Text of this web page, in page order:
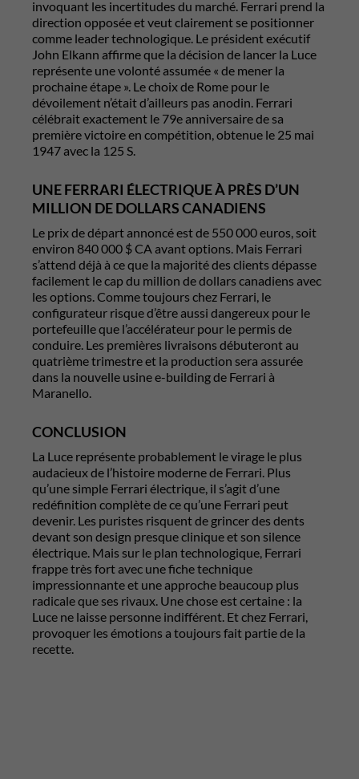
invoquant les incertitudes du marché. Ferrari prend la
direction opposée et veut clairement se positionner
comme leader technologique. Le président exécutif
John Elkann affirme que la décision de lancer la Luce
représente une volonté assumée « de mener la
prochaine étape ». Le choix de Rome pour le
dévoilement n’était d’ailleurs pas anodin. Ferrari
célébrait exactement le 79e anniversaire de sa
première victoire en compétition, obtenue le 25 mai
1947 avec la 125 S.
UNE FERRARI ÉLECTRIQUE À PRÈS D’UN
MILLION DE DOLLARS CANADIENS
Le prix de départ annoncé est de 550 000 euros, soit
environ 840 000 $ CA avant options. Mais Ferrari
s’attend déjà à ce que la majorité des clients dépasse
facilement le cap du million de dollars canadiens avec
les options. Comme toujours chez Ferrari, le
configurateur risque d’être aussi dangereux pour le
portefeuille que l’accélérateur pour le permis de
conduire. Les premières livraisons débuteront au
quatrième trimestre et la production sera assurée
dans la nouvelle usine e-building de Ferrari à
Maranello.
CONCLUSION
La Luce représente probablement le virage le plus
audacieux de l’histoire moderne de Ferrari. Plus
qu’une simple Ferrari électrique, il s’agit d’une
redéfinition complète de ce qu’une Ferrari peut
devenir. Les puristes risquent de grincer des dents
devant son design presque clinique et son silence
électrique. Mais sur le plan technologique, Ferrari
frappe très fort avec une fiche technique
impressionnante et une approche beaucoup plus
radicale que ses rivaux. Une chose est certaine : la
Luce ne laisse personne indifférent. Et chez Ferrari,
provoquer les émotions a toujours fait partie de la
recette.